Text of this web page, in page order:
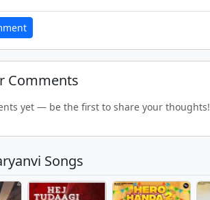
Comments
yet — be the first to share your thoughts!
Songs